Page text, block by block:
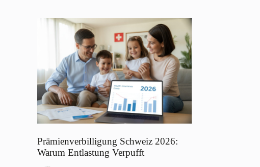
Prämienverbilligung Schweiz 2026:
Warum Entlastung Verpufft